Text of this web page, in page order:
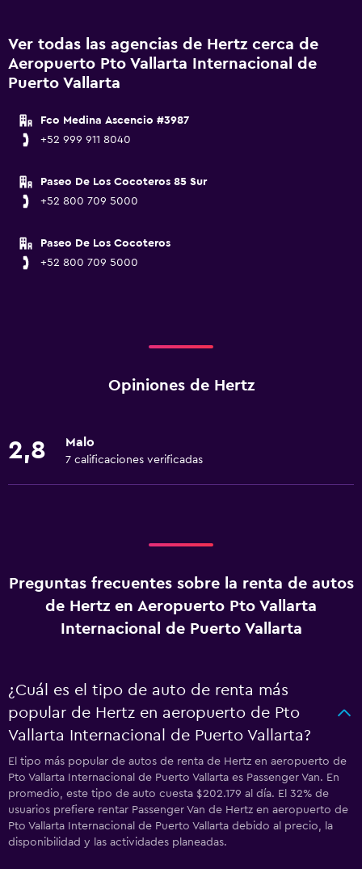
Ver todas las agencias de Hertz cerca de
Aeropuerto Pto Vallarta Internacional de
Puerto Vallarta
Fco Medina Ascencio #3987
+52 999 911 8040
Paseo De Los Cocoteros 85 Sur
+52 800 709 5000
Paseo De Los Cocoteros
+52 800 709 5000
Opiniones de Hertz
2,8 Malo
7 calificaciones verificadas
Preguntas frecuentes sobre la renta de autos
de Hertz en Aeropuerto Pto Vallarta
Internacional de Puerto Vallarta
¿Cuál es el tipo de auto de renta más
popular de Hertz en aeropuerto de Pto
Vallarta Internacional de Puerto Vallarta?
El tipo más popular de autos de renta de Hertz en aeropuerto de
Pto Vallarta Internacional de Puerto Vallarta es Passenger Van. En
promedio, este tipo de auto cuesta $202.179 al día. El 32% de
usuarios prefiere rentar Passenger Van de Hertz en aeropuerto de
Pto Vallarta Internacional de Puerto Vallarta debido al precio, la
disponibilidad y las actividades planeadas.